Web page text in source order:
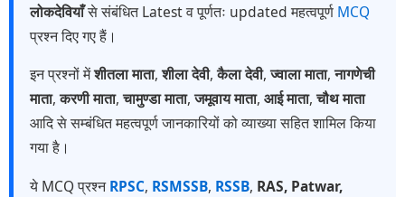
लोकदेवियाँसे संबंधित Latest व पूर्णतः updated महत्वपूर्ण MCQ
प्रश्न दिए गए हैं।
इन प्रश्नों मेंशीतला माता,शीला देवी,कैला देवी,ज्वाला माता,नागणेची
माता,करणी माता,चामुण्डा माता,जमूवाय माता, आई माता,चौथ माता
आदि से सम्बंधित महत्वपूर्ण जानकारियों को व्याख्या सहित शामिल किया
गया है।
ये MCQ प्रश्नRPSC, RSMSSB, RSSB, RAS, Patwar,